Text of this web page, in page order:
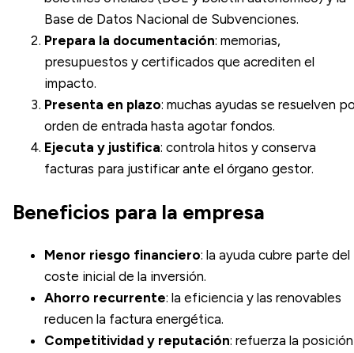
Base de Datos Nacional de Subvenciones.
Prepara la documentación: memorias,
presupuestos y certificados que acrediten el
impacto.
Presenta en plazo: muchas ayudas se resuelven
orden de entrada hasta agotar fondos.
Ejecuta y justifica: controla hitos y conserva
facturas para justificar ante el órgano gestor.
Beneficios para la empresa
Menor riesgo financiero: la ayuda cubre parte del
coste inicial de la inversión.
Ahorro recurrente: la eficiencia y las renovables
reducen la factura energética.
Competitividad y reputación: refuerza la posición